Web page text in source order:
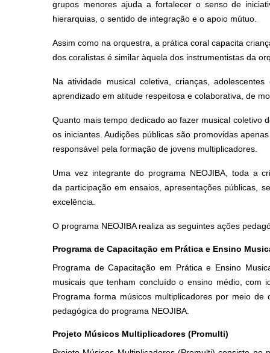
grupos menores ajuda a fortalecer o senso de
hierarquias, o sentido de integração e o apoio mútuo.
Assim como na orquestra, a prática coral capacita
dos coralistas é similar àquela dos instrumentistas da
Na atividade musical coletiva, crianças,
aprendizado em atitude respeitosa e colaborativa, de
Quanto mais tempo dedicado ao fazer musical coletivo
os iniciantes. Audições públicas são promovidas
responsável pela formação de jovens multiplicadores.
Uma vez integrante do programa NEOJIBA, toda a
da participação em ensaios, apresentações públicas,
excelência.
O programa NEOJIBA realiza as seguintes ações
Programa de Capacitação em Prática e Ensino
Programa de Capacitação em Prática e Ensino
musicais que tenham concluído o ensino médio,
Programa forma músicos multiplicadores por meio
pedagógica do programa NEOJIBA.
Projeto Músicos Multiplicadores (Promulti)